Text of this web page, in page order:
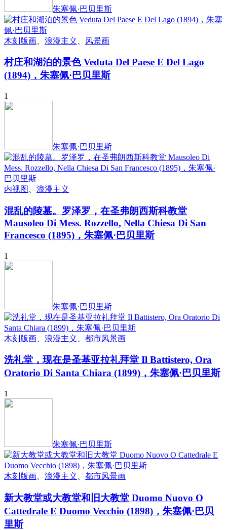
朱塞佩·巴贝里斯
木刻版画 浪漫主义 风景画
村庄和湖泊的景色 Veduta Del Paese E Del Lago
(1894)，朱塞佩·巴贝里斯
1
朱塞佩·巴贝里斯
内视图 浪漫主义
混乱的陵墓。罗泽罗，在圣弗朗西斯科教堂
Mausoleo Di Mess. Rozzello, Nella Chiesa Di San
Francesco (1895)，朱塞佩·巴贝里斯
1
朱塞佩·巴贝里斯
木刻版画 浪漫主义 都市风景画
洗礼堂，现在是圣基亚拉礼拜堂 Il Battistero, Ora
Oratorio Di Santa Chiara (1899)，朱塞佩·巴贝里斯
1
朱塞佩·巴贝里斯
木刻版画 浪漫主义 都市风景画
新大教堂或大教堂和旧大教堂 Duomo Nuovo O
Cattedrale E Duomo Vecchio (1898)，朱塞佩·巴贝
里斯